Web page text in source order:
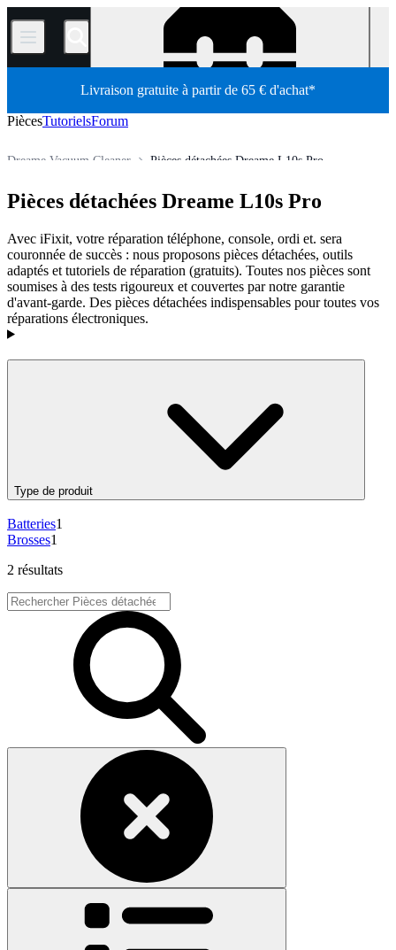
/
Livraison gratuite à partir de 65 € d'achat*
PiècesTutorielsForum
Pièces détachées Dreame L10s Pro
Dreame Vacuum Cleaner
Pièces détachées
Boutique
Pièces détachées Dreame L10s Pro
Avec iFixit, votre réparation téléphone, console, ordi et. sera
couronnée de succès : nous proposons pièces détachées, outils
adaptés et tutoriels de réparation (gratuits). Toutes nos pièces sont
soumises à des tests rigoureux et couvertes par notre garantie
d'avant-garde. Des pièces détachées indispensables pour toutes vos
réparations électroniques.
Produits
Type de produit
Batteries1
Brosses1
2 résultats